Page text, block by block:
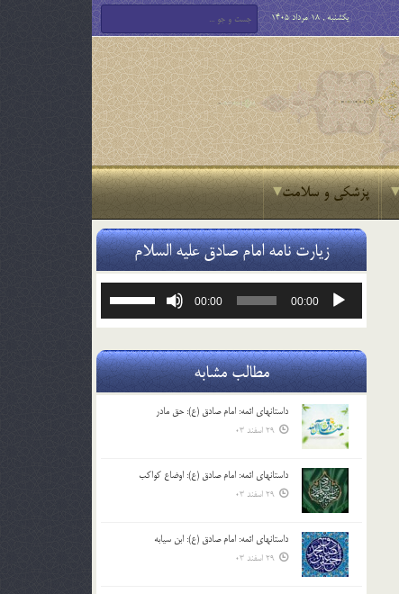
یکشنبه , 18 مرداد 1405
پزشکی و سلامت
زیارت نامه امام صادق علیه السلام
پخش‌کننده
00:00
00:00
یا
صدا
کلیدهای
مطالب مشابه
داستانهای ائمه: امام صادق (ع): حق مادر
29 اسفند 03
داستانهای ائمه: امام صادق (ع): اوضاع کواکب
29 اسفند 03
داستانهای ائمه: امام صادق (ع): ابن سیابه
29 اسفند 03